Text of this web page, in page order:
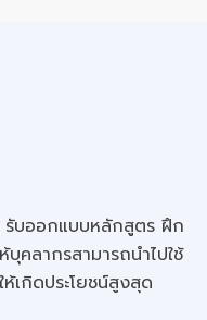
บออกแบบหลักสูตร ฝึก
คลากรสามารถนำไปใช้
ห้เกิดประโยชน์สูงสุด